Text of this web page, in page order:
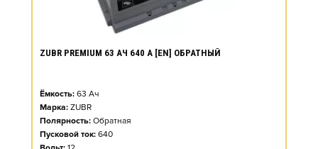
ZUBR PREMIUM 63 АЧ 640 А [EN] ОБРАТНЫЙ
Ёмкость: 63 Ач
Марка: ZUBR
Полярность: Обратная
Пусковой ток: 640